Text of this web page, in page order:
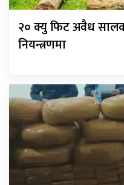
२० क्यु फिट अवैध
नियन्त्रणमा